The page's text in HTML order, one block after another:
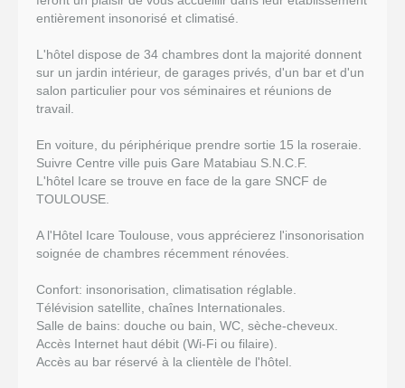
entièrement insonorisé et climatisé.
L'hôtel dispose de 34 chambres dont la majorité donnent
sur un jardin intérieur, de garages privés, d'un bar et d'un
salon particulier pour vos séminaires et réunions de
travail.
En voiture, du périphérique prendre sortie 15 la roseraie.
Suivre Centre ville puis Gare Matabiau S.N.C.F.
L'hôtel Icare se trouve en face de la gare SNCF de
TOULOUSE.
A l'Hôtel Icare Toulouse, vous apprécierez l'insonorisation
soignée de chambres récemment rénovées.
Confort: insonorisation, climatisation réglable.
Télévision satellite, chaînes Internationales.
Salle de bains: douche ou bain, WC, sèche-cheveux.
Accès Internet haut débit (Wi-Fi ou filaire).
Accès au bar réservé à la clientèle de l'hôtel.